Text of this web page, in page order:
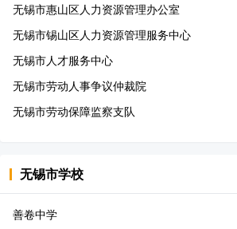
无锡市惠山区人力资源管理办公室
无锡市锡山区人力资源管理服务中心
无锡市人才服务中心
无锡市劳动人事争议仲裁院
无锡市劳动保障监察支队
无锡市学校
善卷中学